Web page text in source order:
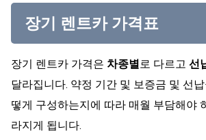
장기 렌트카 가격표
장기 렌트카 가격은 차종별로 다르고 선
달라집니다. 약정 기간 및 보증금 및 선
떻게 구성하는지에 따라 매월 부담해야
라지게 됩니다.